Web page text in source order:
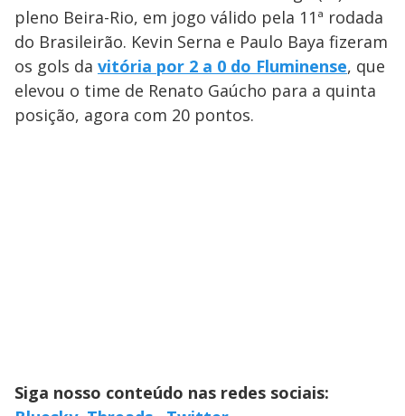
pleno Beira-Rio, em jogo válido pela 11ª rodada
do Brasileirão. Kevin Serna e Paulo Baya fizeram
os gols da vitória por 2 a 0 do Fluminense, que
elevou o time de Renato Gaúcho para a quinta
posição, agora com 20 pontos.
Siga nosso conteúdo nas redes sociais: